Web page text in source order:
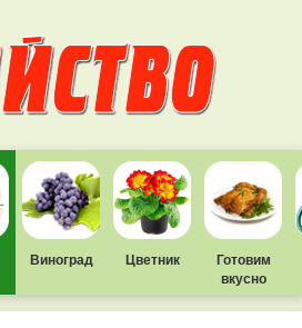
Виноград Цветник
Готовим
вкусно